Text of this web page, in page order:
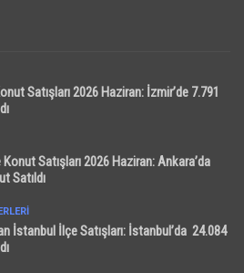
Satışları 2026 Haziran: İzmir’de 7.791
Satışları 2026 Haziran: Ankara’da
Satıldı
İstanbul İlçe Satışları: İstanbul’da 24.084